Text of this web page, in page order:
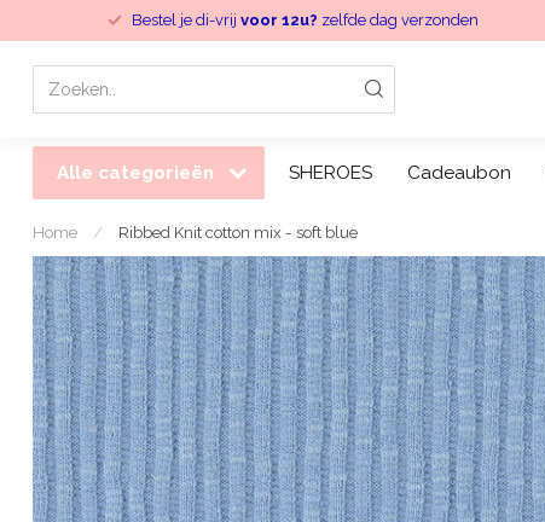
Bestel je di-vrij voor 12u? zelfde dag verzonden
Alle categorieën SHEROES Cadeaubon
Home / Ribbed Knit cotton mix - soft blue